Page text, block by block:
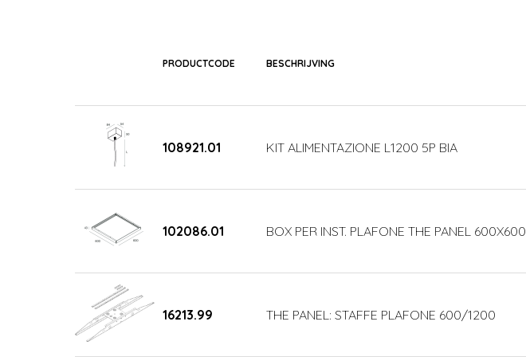
PRODUCTCODE BESCHRIJVING
108921.01 KIT ALIMENTAZIONE L1200 5P BIA
102086.01 BOX PER INST. PLAFONE THE PANEL 600X600
16213.99 THE PANEL: STAFFE PLAFONE 600/1200